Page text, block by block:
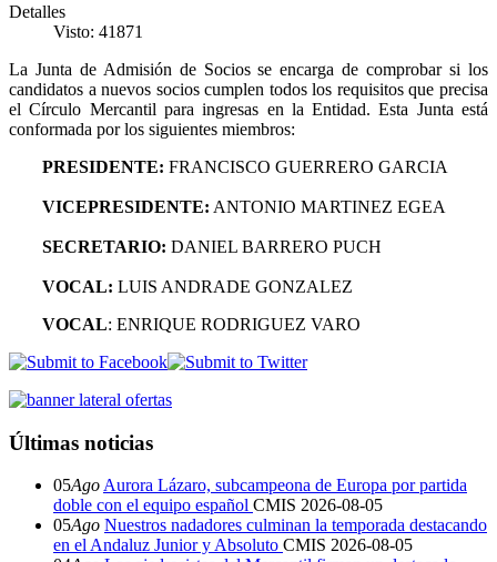
Detalles
Visto: 41871
La Junta de Admisión de Socios se encarga de comprobar si los
candidatos a nuevos socios cumplen todos los requisitos que precisa
el Círculo Mercantil para ingresas en la Entidad. Esta Junta está
conformada por los siguientes miembros:
PRESIDENTE: FRANCISCO GUERRERO GARCIA
VICEPRESIDENTE: ANTONIO MARTINEZ EGEA
SECRETARIO: DANIEL BARRERO PUCH
VOCAL: LUIS ANDRADE GONZALEZ
VOCAL: ENRIQUE RODRIGUEZ VARO
Últimas noticias
05Ago Aurora Lázaro, subcampeona de Europa por partida
doble con el equipo español CMIS 2026-08-05
05Ago Nuestros nadadores culminan la temporada destacando
en el Andaluz Junior y Absoluto CMIS 2026-08-05